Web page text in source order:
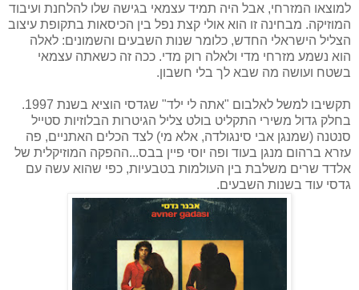
למוצאו המזרחי, אבל היה תמיד עצמאי בגישה שלו להלחנת ועיבוד
המוזיקה. מבחינה זו הוא אולי קצת נפל בין הכיסאות בתקופת עיצוב
הצליל הישראלי החדש, כלומר שנות השבעים והשמונים: לאלה
הוא נשמע מזרחי מדי ולאלה רוק מדי. ככה זה כשאתה עצמאי
בשטח ועושה מה שבא לך בלי חשבון.
תקשיבו למשל לאלבום "אתה לי ילד" שגדסי הוציא בשנת 1997.
בחלק גדול משירי התקליט בולט צליל הגיטרות הבלוזיות סטייל
סנטנה (שמנגן אבי סינגולדה, אלא מי) לצד הכלים האתניים, פה
עזרא ברהום מנגן בעוד ופה יוסי פיין בבס...ההפקה המוזיקלית של
אלדד שרים משלבת בין העולמות בטבעיות, כפי שהוא עשה עם
גדסי עוד בשנות השבעים.